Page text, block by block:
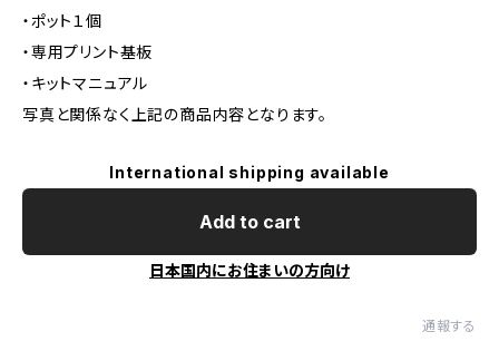
・ポット１個
・専用プリント基板
・キットマニュアル
写真と関係なく上記の商品内容となります。
International shipping available
Add to cart
日本国内にお住まいの方向け
通報する